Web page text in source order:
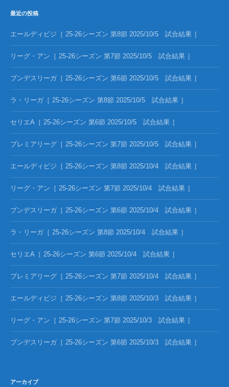
最近の投稿
エールディビジ［ 25-26シーズン 第8節 2025/10/5 試合結果 ］
リーグ・アン［ 25-26シーズン 第7節 2025/10/5 試合結果 ］
ブンデスリーガ［ 25-26シーズン 第6節 2025/10/5 試合結果 ］
ラ・リーガ［ 25-26シーズン 第8節 2025/10/5 試合結果 ］
セリエA［ 25-26シーズン 第6節 2025/10/5 試合結果 ］
プレミアリーグ［ 25-26シーズン 第7節 2025/10/5 試合結果 ］
エールディビジ［ 25-26シーズン 第8節 2025/10/4 試合結果 ］
リーグ・アン［ 25-26シーズン 第7節 2025/10/4 試合結果 ］
ブンデスリーガ［ 25-26シーズン 第6節 2025/10/4 試合結果 ］
ラ・リーガ［ 25-26シーズン 第8節 2025/10/4 試合結果 ］
セリエA［ 25-26シーズン 第6節 2025/10/4 試合結果 ］
プレミアリーグ［ 25-26シーズン 第7節 2025/10/4 試合結果 ］
エールディビジ［ 25-26シーズン 第8節 2025/10/3 試合結果 ］
リーグ・アン［ 25-26シーズン 第7節 2025/10/3 試合結果 ］
ブンデスリーガ［ 25-26シーズン 第6節 2025/10/3 試合結果 ］
アーカイブ